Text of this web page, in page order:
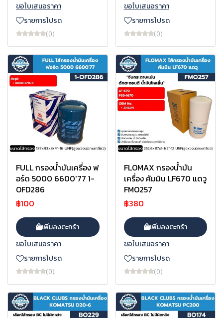
ขอใบเสนอราคา
รายการโปรด
(0)
ขอใบเสนอราคา
รายการโปรด
(0)
FULL กรองน้ำมันเครื่อง ฟ
อร์ด 5000 6600'77 1-
OFD286
฿100
เพิ่มลงตะกร้า
ขอใบเสนอราคา
รายการโปรด
(0)
FLOMAX กรองน้ำมัน
เครื่อง คัมมิน LF670 แดวู
FMO257
฿380
เพิ่มลงตะกร้า
ขอใบเสนอราคา
รายการโปรด
(0)